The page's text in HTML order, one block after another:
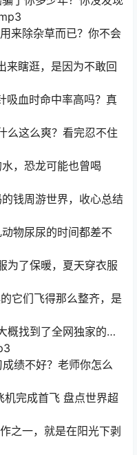
来除杂草而已？你不会
瞎逛，是因为不敢回
血时命中率高吗？真
这么爽？看完忍不住
，恐龙可能也曾喝
钱周游世界，收心总结
物尿尿的时间都差不
了保暖，夏天穿衣服
它们飞得那么整齐，是
概找到了全网独家的…
绩不好？老师你怎么
完成首飞 盘点世界超
之一，就是在阳光下剥